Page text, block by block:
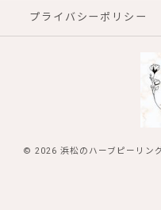
プライバシーポリシー
© 2026 浜松のハーブピーリン